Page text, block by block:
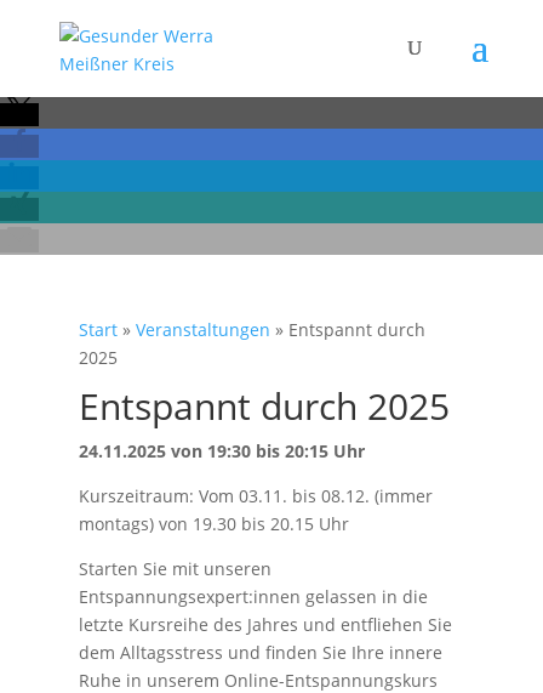
Start » Veranstaltungen » Entspannt durch
2025
Entspannt durch 2025
24.11.2025 von 19:30 bis 20:15 Uhr
Kurszeitraum: Vom 03.11. bis 08.12. (immer
montags) von 19.30 bis 20.15 Uhr
Starten Sie mit unseren
Entspannungsexpert:innen gelassen in die
letzte Kursreihe des Jahres und entfliehen Sie
dem Alltagsstress und finden Sie Ihre innere
Ruhe in unserem Online-Entspannungskurs